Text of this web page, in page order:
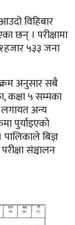
विहिबार
छन् । परीक्षामा
५३३ जना
अनुसार सबै
कक्षा ५ सम्मका
लगायत अन्य
पुर्याइएको
बिज्ञ
संञ्चालन